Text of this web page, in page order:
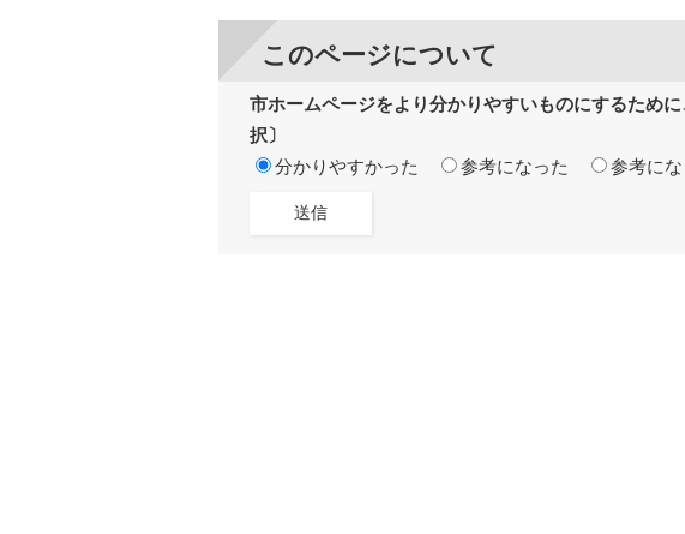
このページについて
市ホームページをより分かりやすいものにするため
択〕
分かりやすかった
参考になった 参考に